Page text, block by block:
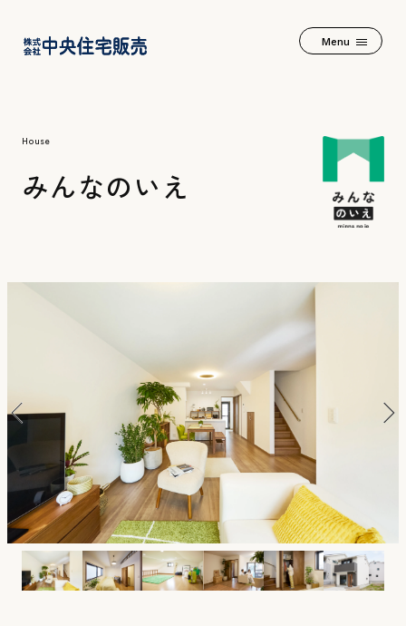
Wロフトのいえ
Menu
House
みんなのいえ